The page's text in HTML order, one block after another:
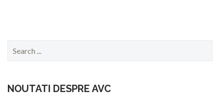
for:
NOUTATI DESPRE AVC